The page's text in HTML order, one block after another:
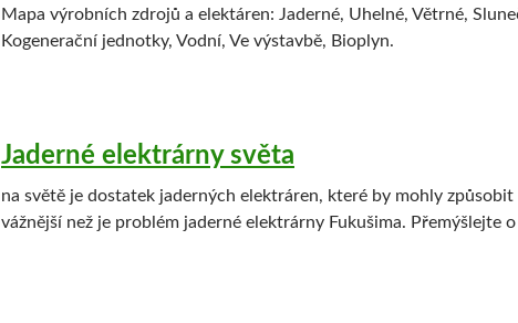
Mapa výrobních zdrojů a elektáren: Jaderné, Uhelné, Větrné,
Kogenerační jednotky, Vodní, Ve výstavbě, Bioplyn.
Jaderné elektrárny světa
na světě je dostatek jaderných elektráren, které by mohly
vážnější než je problém jaderné elektrárny Fukušima. Přemýšlejte